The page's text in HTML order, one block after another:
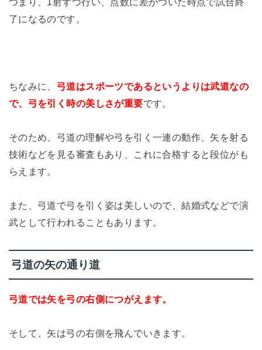
了になるのです。
ちなみに、 弓道はスポーツであるというよりは武道なの
で、弓を引く時の美しさが重要です。
そのため、弓道の理解や弓を引く一連の動作、矢を射る
技術などを見る審査もあり、これに合格すると段位がも
らえます。
また、弓道で弓を引く姿は美しいので、結婚式などで演
武として行われることもあります。
弓道の矢の通り道
弓道では矢を弓の右側につがえます。
そして、矢は弓の右側を飛んでいきます。